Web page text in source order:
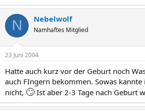
N Nebelwolf
Namhaftes Mitglied
23 Juni 2004
Hatte auch kurz vor der Geburt noch
auch FIngern bekommen. Sowas
nicht, 🙄 Ist aber 2-3 Tage nach Geburt